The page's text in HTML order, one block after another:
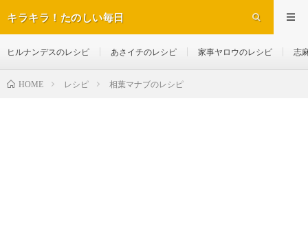
キラキラ！たのしい毎日
ヒルナンデスのレシピ あさイチのレシピ 家事ヤロウのレシピ 志
HOME レシピ 相葉マナブのレシピ